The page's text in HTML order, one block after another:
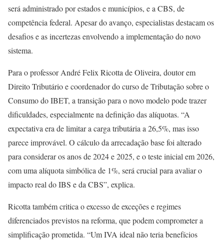
será administrado por estados e municípios, e a CBS, de
competência federal. Apesar do avanço, especialistas destacam os
desafios e as incertezas envolvendo a implementação do novo
sistema.
Para o professor André Felix Ricotta de Oliveira, doutor em
Direito Tributário e coordenador do curso de Tributação sobre o
Consumo do IBET, a transição para o novo modelo pode trazer
dificuldades, especialmente na definição das alíquotas. “A
expectativa era de limitar a carga tributária a 26,5%, mas isso
parece improvável. O cálculo da arrecadação base foi alterado
para considerar os anos de 2024 e 2025, e o teste inicial em 2026,
com uma alíquota simbólica de 1%, será crucial para avaliar o
impacto real do IBS e da CBS”, explica.
Ricotta também critica o excesso de exceções e regimes
diferenciados previstos na reforma, que podem comprometer a
simplificação prometida. “Um IVA ideal não teria benefícios